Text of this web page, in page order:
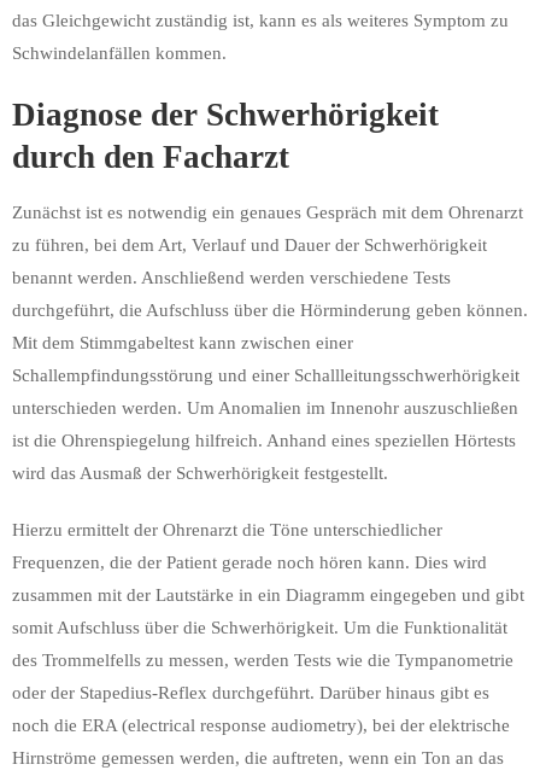
das Gleichgewicht zuständig ist, kann es als weiteres Symptom zu
Schwindelanfällen kommen.
Diagnose der Schwerhörigkeit
durch den Facharzt
Zunächst ist es notwendig ein genaues Gespräch mit dem Ohrenarzt
zu führen, bei dem Art, Verlauf und Dauer der Schwerhörigkeit
benannt werden. Anschließend werden verschiedene Tests
durchgeführt, die Aufschluss über die Hörminderung geben können.
Mit dem Stimmgabeltest kann zwischen einer
Schallempfindungsstörung und einer Schallleitungsschwerhörigkeit
unterschieden werden. Um Anomalien im Innenohr auszuschließen
ist die Ohrenspiegelung hilfreich. Anhand eines speziellen Hörtests
wird das Ausmaß der Schwerhörigkeit festgestellt.
Hierzu ermittelt der Ohrenarzt die Töne unterschiedlicher
Frequenzen, die der Patient gerade noch hören kann. Dies wird
zusammen mit der Lautstärke in ein Diagramm eingegeben und gibt
somit Aufschluss über die Schwerhörigkeit. Um die Funktionalität
des Trommelfells zu messen, werden Tests wie die Tympanometrie
oder der Stapedius-Reflex durchgeführt. Darüber hinaus gibt es
noch die ERA (electrical response audiometry), bei der elektrische
Hirnströme gemessen werden, die auftreten, wenn ein Ton an das